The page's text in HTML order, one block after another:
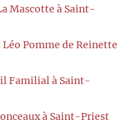
Mascotte à Saint-
Pomme de Reinette
Familial à Saint-
à Saint-Priest